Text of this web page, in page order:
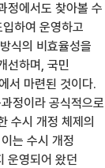
정에서도 찾아볼 수
하여 운영하고
식의 비효율성을
선하며, 국민
서 마련된 것이다.
정이라 공식적으로
수시 개정 체제의
는 수시 개정
운영되어 왔던